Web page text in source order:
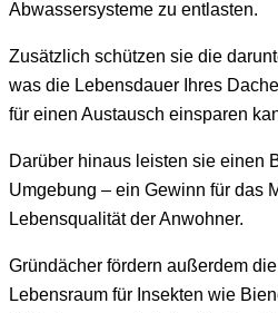
Abwassersysteme zu entlasten.
Zusätzlich schützen sie die
was die Lebensdauer Ihres
für einen Austausch einsparen
Darüber hinaus leisten sie einen
Umgebung – ein Gewinn für das
Lebensqualität der Anwohner.
Gründächer fördern außerdem
Lebensraum für Insekten wie